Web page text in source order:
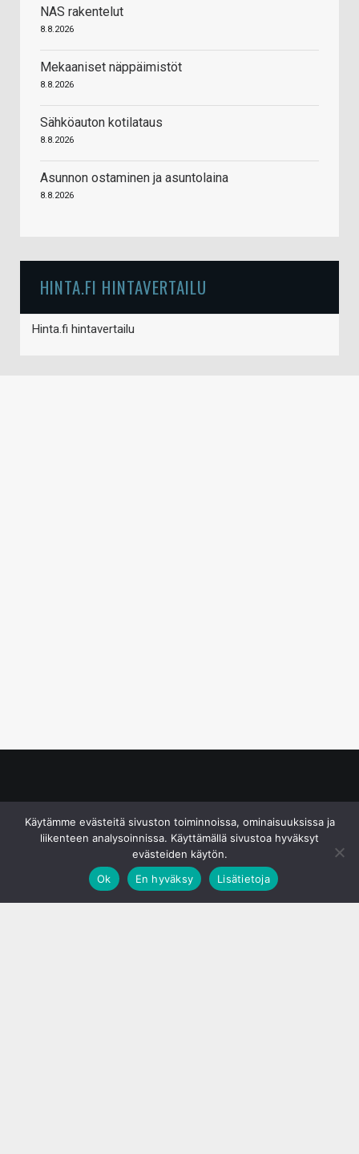
NAS rakentelut
8.8.2026
Mekaaniset näppäimistöt
8.8.2026
Sähköauton kotilataus
8.8.2026
Asunnon ostaminen ja asuntolaina
8.8.2026
HINTA.FI HINTAVERTAILU
Hinta.fi hintavertailu
Käytämme evästeitä sivuston toiminnoissa, ominaisuuksissa ja
liikenteen analysoinnissa. Käyttämällä sivustoa hyväksyt
evästeiden käytön.
Ok
En hyväksy Lisätietoja